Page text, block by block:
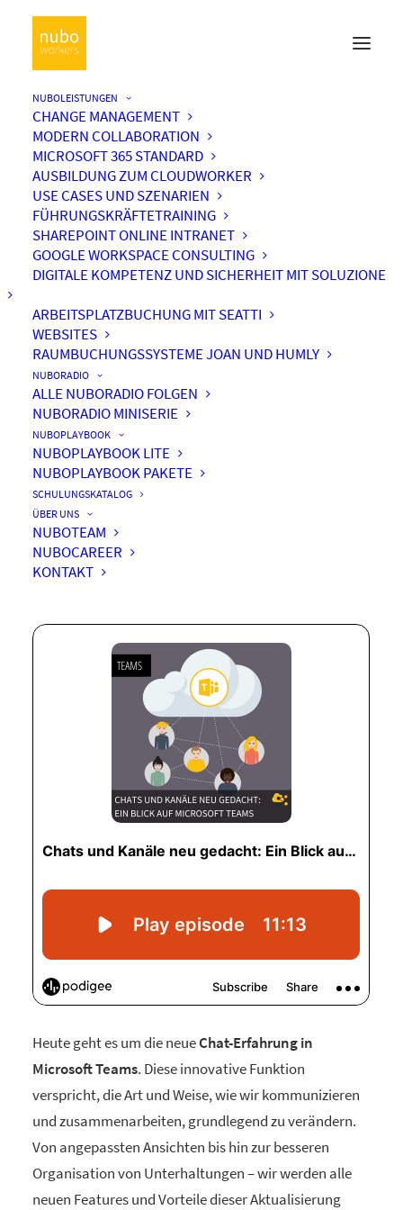
NUBOLEISTUNGEN
CHANGE MANAGEMENT
MODERN COLLABORATION
MICROSOFT 365 STANDARD
AUSBILDUNG ZUM CLOUDWORKER
USE CASES UND SZENARIEN
FÜHRUNGSKRÄFTETRAINING
SHAREPOINT ONLINE INTRANET
GOOGLE WORKSPACE CONSULTING
DIGITALE KOMPETENZ UND SICHERHEIT MIT SOLUZIONE
ARBEITSPLATZBUCHUNG MIT SEATTI
WEBSITES
RAUMBUCHUNGSSYSTEME JOAN UND HUMLY
NUBORADIO
ALLE NUBORADIO FOLGEN
NUBORADIO MINISERIE
NUBOPLAYBOOK
NUBOPLAYBOOK LITE
NUBOPLAYBOOK PAKETE
SCHULUNGSKATALOG
ÜBER UNS
NUBOTEAM
NUBOCAREER
KONTAKT
Chats und Kanäle neu
gedacht: Ein Blick auf
Microsoft Teams
Heute geht es um die neueChat-Erfahrung in
Microsoft Teams. Diese innovative Funktion
verspricht, die Art und Weise, wie wir kommunizieren
und zusammenarbeiten, grundlegend zu verändern.
Von angepassten Ansichten bis hin zur besseren
Organisation von Unterhaltungen – wir werden alle
neuen Features und Vorteile dieser Aktualisierung